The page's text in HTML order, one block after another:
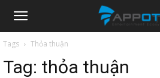
Appota
News
Tags Thỏa thuận
Tag: thỏa thuận